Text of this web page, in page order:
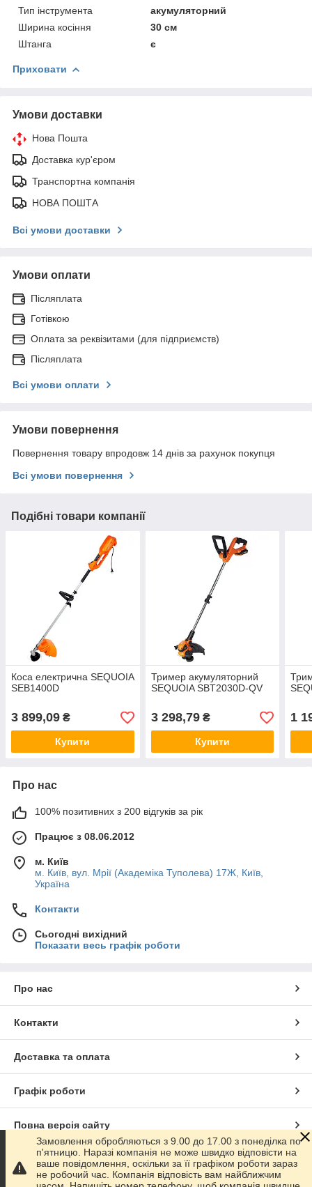
Тип інструмента
акумуляторний
Ширина косіння
30 см
Штанга
є
Приховати
Умови доставки
Нова Пошта
Доставка кур'єром
Транспортна компанія
НОВА ПОШТА
Всі умови доставки
Умови оплати
Післяплата
Готівкою
Оплата за реквізитами (для підприємств)
Післяплата
Всі умови оплати
Умови повернення
Повернення товару впродовж 14 днів за рахунок покупця
Всі умови повернення
Подібні товари компанії
Коса електрична SEQUOIA
SEB1400D
3 899,09 ₴
Купити
Тример акумуляторний
SEQUOIA SBT2030D-QV
3 298,79₴
Купити
1
Про нас
100% позитивних з 200 відгуків за рік
Працює з 08.06.2012
м. Київ
м. Київ, вул. Мрії (Академіка Туполева) 17Ж, Київ,
Україна
Контакти
Сьогодні вихідний
Показати весь графік роботи
Про нас
Контакти
Доставка та оплата
Графік роботи
Повна версія сайту
Сайт створено на маркетплейсіProm.ua
Замовлення обробляються з 9.00 до 17.00 з понеділка по
п'ятницю. Наразі компанія не може швидко відповісти на
ваше повідомлення, оскільки за її графіком роботи зараз
не робочий час. Компанія відповість вам найближчим